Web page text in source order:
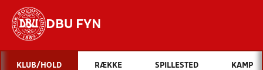
DBU FYN
Hvad vil du søge efter?
KLUB/HOLD RÆKKE SPILLESTED KAMP